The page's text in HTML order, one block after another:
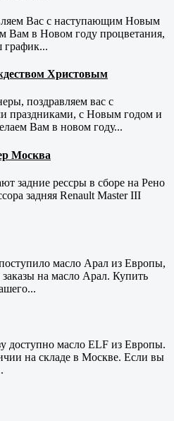
Вас с наступающим Новым
Вам в Новом году процветания,
график...
Христовым
поздравляем вас с
праздниками, с Новым годом и
Вам в новом году...
Москва
задние рессры в сборе на Рено
задняя Renault Master III
масло Арал из Европы,
на масло Арал. Купить
доступно масло ELF из Европы.
на складе в Москве. Если вы